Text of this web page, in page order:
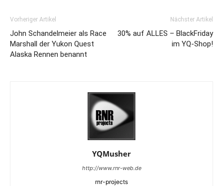
Vorheriger Artikel
John Schandelmeier als Race
Marshall der Yukon Quest
Alaska Rennen benannt
Nächster Artikel
30% auf ALLES – BlackFriday
im YQ-Shop!
YQMusher
http://www.rnr-web.de
rnr-projects